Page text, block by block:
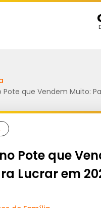
Pote que Vendem Muito:
Pote que
Lucrar em